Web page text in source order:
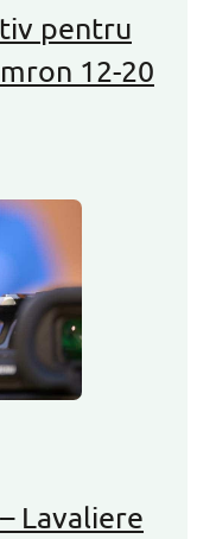
pentru
12-20
Lavaliere